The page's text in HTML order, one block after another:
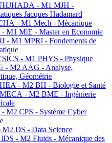
- M1 MJH -
Jacques Hadamard
- M1 Mech - Mécanique
M1 MiE - Master en Economie
- M1 MPRI - Fondements de
- M1 PHYS - Physique
- M2 AAG - Analyse,
Géométrie
- M2 BH - Biologie et Santé
- M2 BME - Ingénierie
M2 CPS - Système Cyber
DS - Data Science
- M2 Fluids - Mécanique des